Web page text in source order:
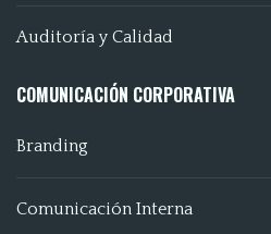
Auditoría y Calidad
COMUNICACIÓN CORPORATIVA
Branding
Comunicación Interna